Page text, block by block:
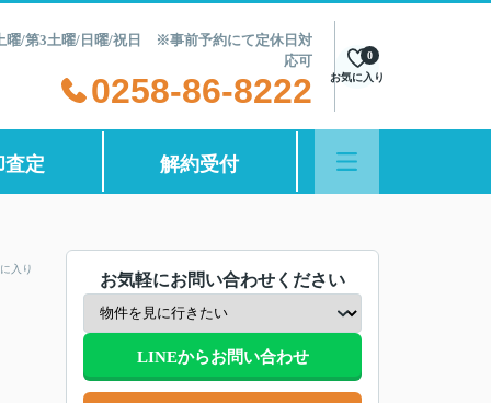
曜/第3土曜/日曜/祝日 ※事前予約にて定休日対
応可
0258-86-8222 お気に入り
0
査定 解約受付
入り
お気軽にお問い合わせください
LINEからお問い合わせ